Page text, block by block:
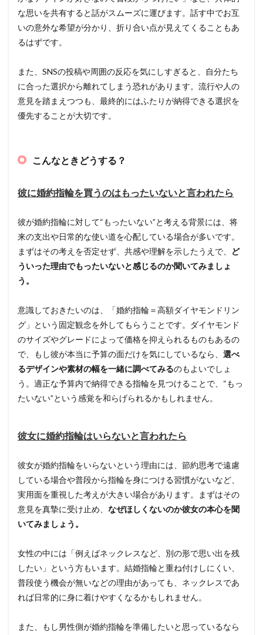
な思いを共有すると話がスムーズに運びます。話す中でお互
いの意外な希望が分かり、折り合い点が見えてくることもあ
るはずです。
また、SNSの投稿や周囲の反応を気にしすぎると、自分たち
に合った選択から離れてしまう恐れがあります。流行や人の
意見を踏まえつつも、最終的にはふたりが納得できる選択を
優先することが大切です。
こんなときどうする？
彼に婚約指輪を買うのはもったいないと言われたら
彼が婚約指輪に対して“もったいない”と考える背景には、将
来の支出や日常的な使い道を心配している場合が多いです。
まずはその考えを否定せず、共感や理解を示したうえで、
ど
ういった理由でもったいないと感じるのか聞いてみましょ
う。
意識しておきたいのは、「婚約指輪＝高額ダイヤモンドリン
グ」という固定観念を外してもらうことです。ダイヤモンド
のサイズやグレードによって価格を抑えられるものもあるの
で、もし彼が本当に予算の面だけを気にしているなら、 選べ
るデザインや素材の幅を一緒に調べてみるのもよいでしょ
う。適正な予算内で納得できる指輪を見つけることで、“もっ
たいない”という感覚を和らげられるかもしれません。
彼女に婚約指輪はいらないと言われたら
彼女が婚約指輪をいらないという理由には、節約思考で遠慮
している場合や普段から指輪を身につける習慣がないなど、
実用面を重視した考えが大きい場合があります。まずはその
意見を真摯に受け止め、 なぜほしくないのか彼女の本心を聞
いてみましょう。
女性の中には「例えばネックレスなど、別の形で思い出を残
したい」という方もいます。結婚指輪と重ね付けしにくい、
普段使う機会が無いなどの理由があっても、ネックレスであ
れば日常的に身に着けやすくなるかもしれません。
また、もし男性側が婚約指輪を準備したいと思っているなら